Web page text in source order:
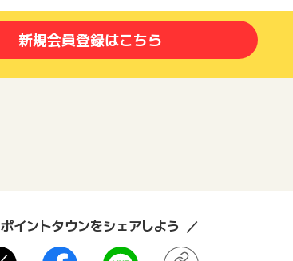
新規会員登録はこちら
ポイントタウンをシェアしよう